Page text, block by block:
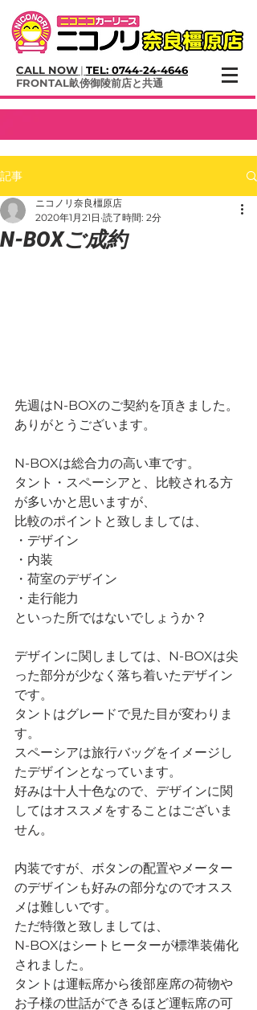
CALL NOW | TEL: 0744-24-4646
​FRONTAL畝傍御陵前店と共通
記事
N-BOXご成約
ニコノリ奈良橿原店
2020年1月21日 読了時間: 2分
先週はN-BOXのご契約を頂きました。
ありがとうございます。
N-BOXは総合力の高い車です。
タント・スペーシアと、比較される方
が多いかと思いますが、
比較のポイントと致しましては、
・デザイン
・内装
・荷室のデザイン
・走行能力
といった所ではないでしょうか？
デザインに関しましては、N-BOXは尖
った部分が少なく落ち着いたデザイン
です。
タントはグレードで見た目が変わりま
す。
スペーシアは旅行バッグをイメージし
たデザインとなっています。
好みは十人十色なので、デザインに関
してはオススメをすることはございま
せん。
内装ですが、ボタンの配置やメーター
のデザインも好みの部分なのでオスス
メは難しいです。
ただ特徴と致しましては、
N-BOXはシートヒーターが標準装備化
されました。
タントは運転席から後部座席の荷物や
お子様の世話ができるほど運転席の可